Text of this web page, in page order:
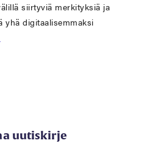
siirtyviä merkityksiä ja
yhä digitaalisemmaksi
uutiskirje